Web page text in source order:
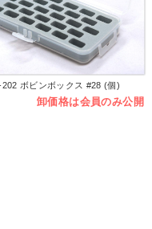
ボビンボックス #28 (個)
卸価格は会員のみ公開